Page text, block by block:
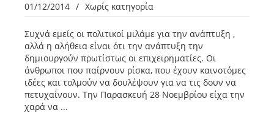
01/12/2014 / Χωρίς κατηγορία
Συχνά εμείς οι πολιτικοί μιλάμε για την ανάπτυξη ,
αλλά η αλήθεια είναι ότι την ανάπτυξη την
δημιουργούν πρωτίστως οι επιχειρηματίες. Οι
άνθρωποι που παίρνουν ρίσκα, που έχουν καινοτόμες
ιδέες και τολμούν να δουλέψουν για να τις δουν να
πετυχαίνουν. Την Παρασκευή 28 Νοεμβρίου είχα την
χαρά να ...